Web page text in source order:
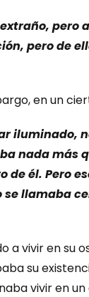
pero
pero de
en un
iluminado,
nada más
de él. Pero
se llamaba
a vivir en su
su
vivir en